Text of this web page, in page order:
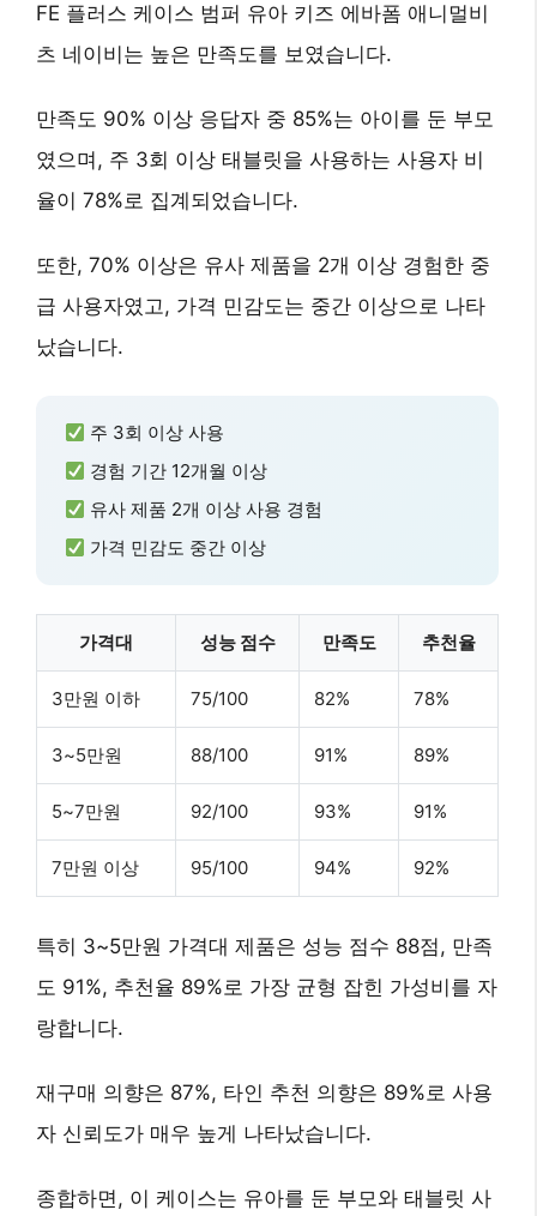
FE 플러스 케이스 범퍼 유아 키즈 에바폼 애니멀비
츠 네이비 는 높은 만족도를 보였습니다.
만족도 90% 이상 응답자 중 85%는 아이를 둔 부모
였으며, 주 3회 이상 태블릿을 사용하는 사용자 비
율이 78%로 집계되었습니다.
또한, 70% 이상은 유사 제품을 2개 이상 경험한 중
급 사용자였고, 가격 민감도는 중간 이상으로 나타
났습니다.
주 3회 이상 사용
경험 기간 12개월 이상
유사 제품 2개 이상 사용 경험
가격 민감도 중간 이상
가격대 성능 점수 만족도 추천율
3만원 이하 75/100 82% 78%
3~5만원 88/100 91% 89%
5~7만원 92/100 93% 91%
7만원 이상 95/100 94% 92%
특히 3~5만원 가격대 제품은 성능 점수 88점, 만족
도 91%, 추천율 89%로 가장 균형 잡힌 가성비를 자
랑합니다.
재구매 의향은 87%, 타인 추천 의향은 89%로 사용
자 신뢰도가 매우 높게 나타났습니다.
종합하면, 이 케이스는 유아를 둔 부모와 태블릿 사